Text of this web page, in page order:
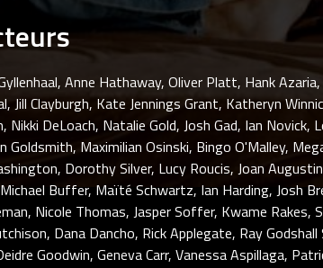
Anne Hathaway, Oliver Platt, Hank Azaria,
Jill Clayburgh, Kate Jennings Grant, Katheryn
DeLoach, Natalie Gold, Josh Gad, Ian Novick,
Goldsmith, Maximilian Osinski, Bingo O'Malley,
Dorothy Silver, Lucy Roucis, Joan
Buffer, Maïté Schwartz, Ian Harding, Josh
Nicole Thomas, Jasper Soffer, Kwame Rakes,
Dana Dancho, Rick Applegate, Ray Godshall
Goodwin, Geneva Carr, Vanessa Aspillaga,